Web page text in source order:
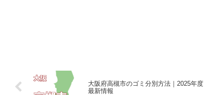
大阪府高槻市のゴミ分別方法｜2025年度
最新情報